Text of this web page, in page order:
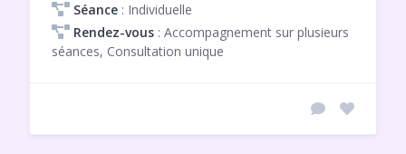
Séance : Individuelle
Rendez-vous : Accompagnement sur plusieurs
séances, Consultation unique